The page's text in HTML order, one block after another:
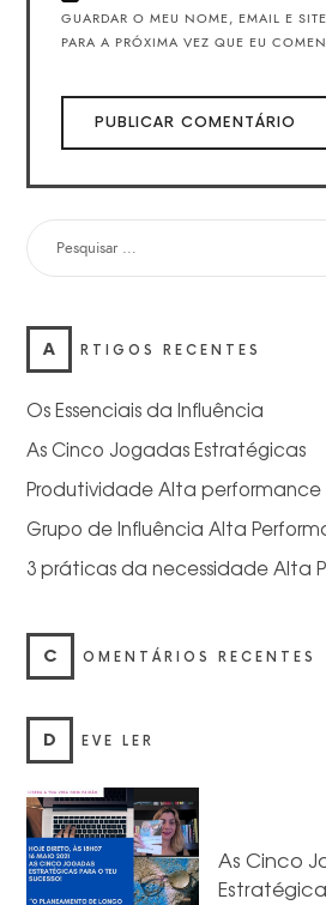
GUARDAR O MEU NOME, EMAIL E
PARA A PRÓXIMA VEZ QUE EU
PESQUISAR
POR:
A RTIGOS RECENTES
Os Essenciais da Influência
As Cinco Jogadas Estratégicas
Produtividade Alta performance
Grupo de Influência Alta
3 práticas da necessidade Alta
C OMENTÁRIOS RECENTES
D EVE LER
As Cinco